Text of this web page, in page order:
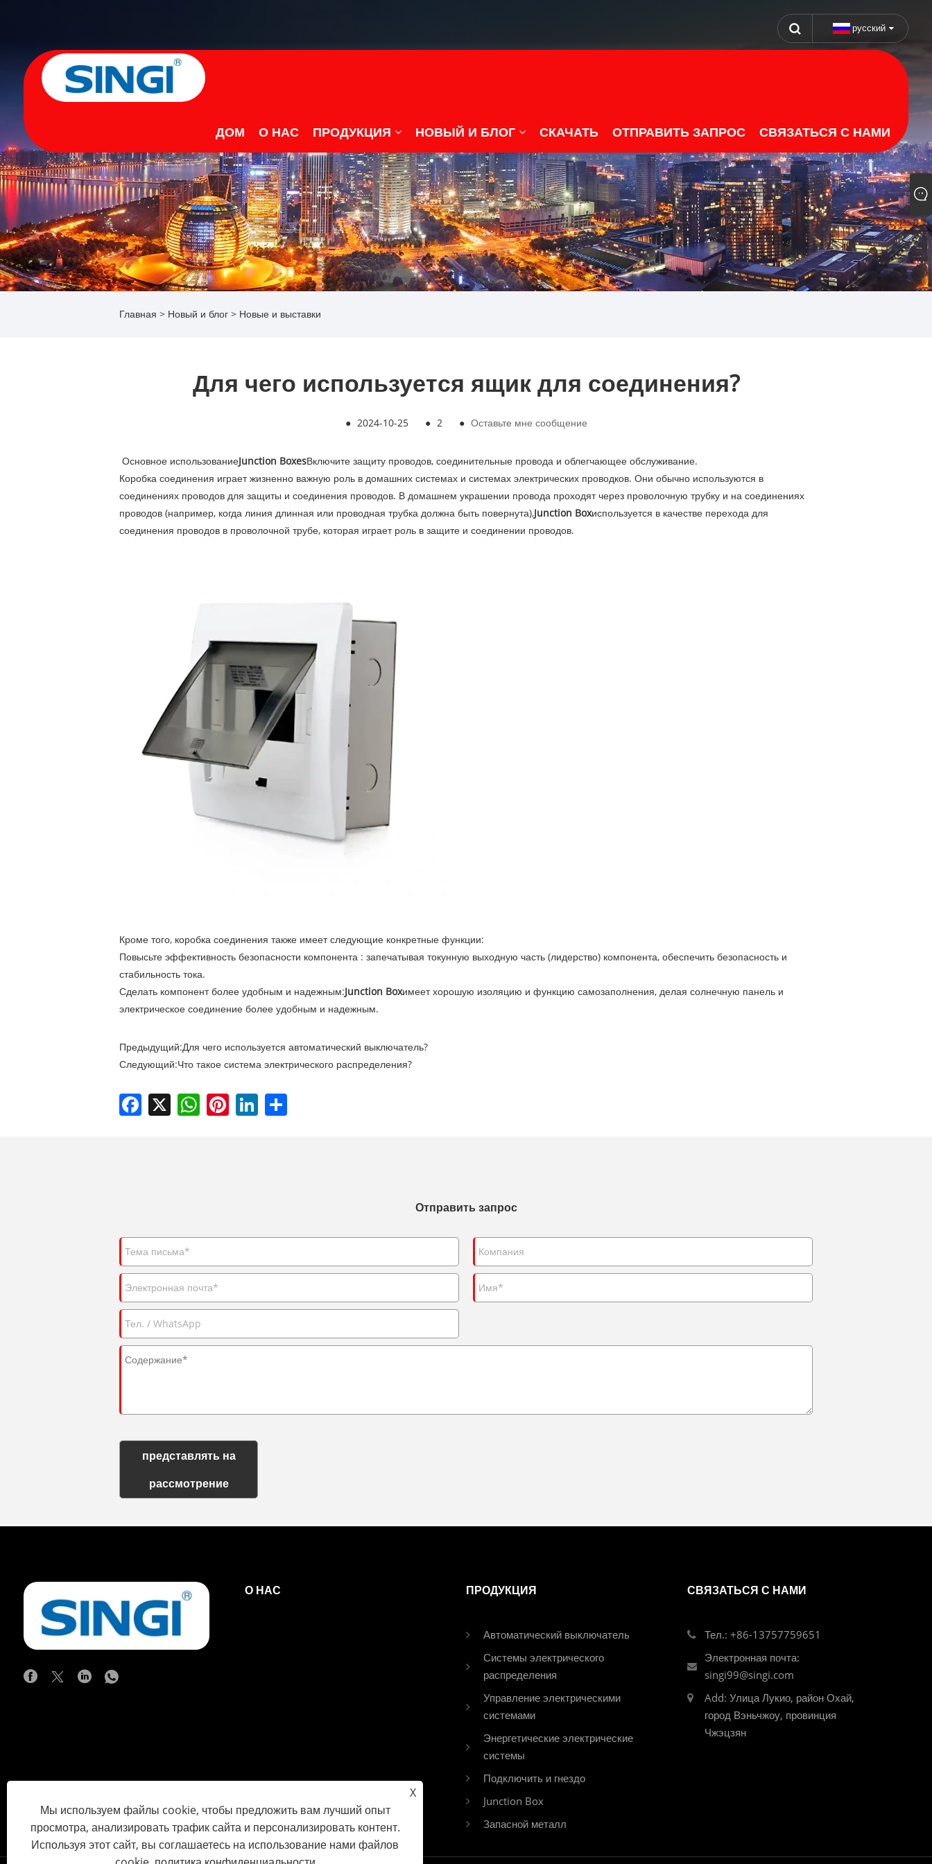
русский
ДОМ О НАС ПРОДУКЦИЯ НОВЫЙ И БЛОГ СКАЧАТЬ ОТПРАВИТЬ ЗАПРОС СВЯЗАТЬСЯ С НАМИ
Главная > Новый и блог > Новые и выставки
Для чего используется ящик для соединения?
● 2024-10-25 ● 2 ● Оставьте мне сообщение
‌ Основное использованиеJunction BoxesВключите защиту проводов, соединительные провода и облегчающее обслуживание. ‌
Коробка соединения играет жизненно важную роль в домашних системах и системах электрических проводков. Они обычно используются в
соединениях проводов для защиты и соединения проводов. В домашнем украшении провода проходят через проволочную трубку и на соединениях
проводов (например, когда линия длинная или проводная трубка должна быть повернута),Junction Boxиспользуется в качестве перехода для
соединения проводов в проволочной трубе, которая играет роль в защите и соединении проводов. ‌
Кроме того, коробка соединения также имеет следующие конкретные функции: ‌
Повысьте эффективность безопасности компонента ‌: запечатывая токунную выходную часть (лидерство) компонента, обеспечить безопасность и
стабильность тока. ‌
Сделать компонент более удобным и надежным:Junction Boxимеет хорошую изоляцию и функцию самозаполнения, делая солнечную панель и
электрическое соединение более удобным и надежным.
Предыдущий:Для чего используется автоматический выключатель?
Следующий:Что такое система электрического распределения?
Facebook WhatsAppPinterestLinkedIn
Отправить запрос
представлять на
рассмотрение
О НАС ПРОДУКЦИЯ
Автоматический выключатель
Системы электрического
распределения
Управление электрическими
системами
Энергетические электрические
системы
Подключить и гнездо
Junction Box
Запасной металл
СВЯЗАТЬСЯ С НАМИ
Тел.: +86-13757759651
Электронная почта:
singi99@singi.com
Add: Улица Лукио, район Охай,
город Вэньчжоу, провинция
Чжэцзян
X
Мы используем файлы cookie, чтобы предложить вам лучший опыт
просмотра, анализировать трафик сайта и персонализировать контент.
Используя этот сайт, вы соглашаетесь на использование нами файлов